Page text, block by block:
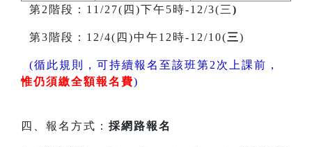
第2階段：11/27(四)下午5時-12/3(三)
第3階段：12/4(四)中午12時-12/10(三)
(循此規則，可持續報名至該班第2次上課前，
惟仍須繳全額報名費)
四、報名方式： 採網路報名